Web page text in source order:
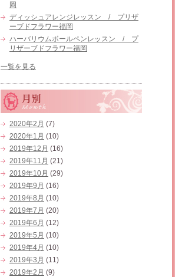
岡
ディッシュアレンジレッスン / プリザ
ーブドフラワー福岡
ハーバリウムボールペンレッスン / プ
リザーブドフラワー福岡
一覧を見る
2020年2月 (7)
2020年1月 (10)
2019年12月 (16)
2019年11月 (21)
2019年10月 (29)
2019年9月 (16)
2019年8月 (10)
2019年7月 (20)
2019年6月 (12)
2019年5月 (10)
2019年4月 (10)
2019年3月 (11)
2019年2月 (9)